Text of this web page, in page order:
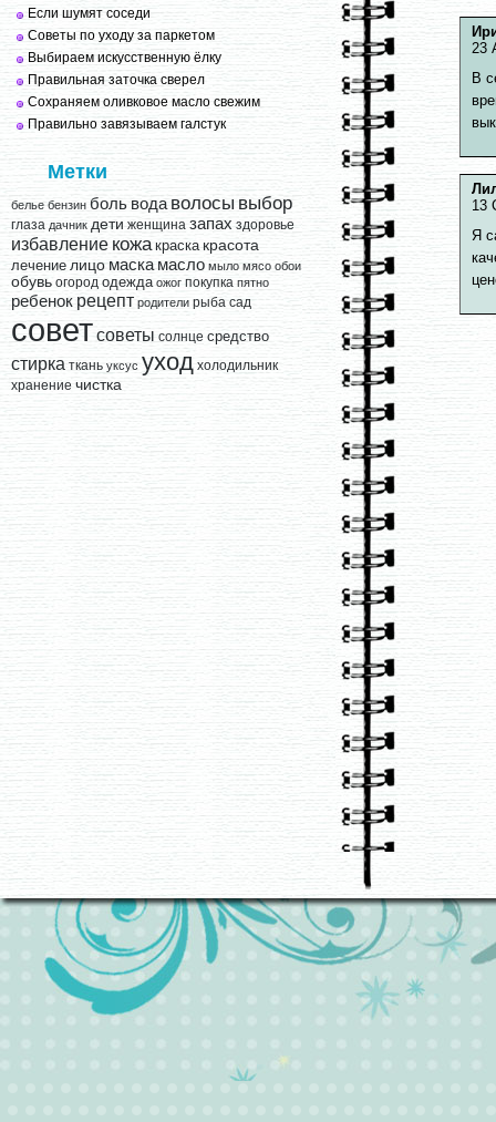
Если шумят соседи
Советы по уходу за паркетом
Выбираем искусственную ёлку
Правильная заточка сверел
Сохраняем оливковое масло свежим
Правильно завязываем галстук
Метки
белье бензин боль вода волосы выбор
глаза дачник дети женщина запах здоровье
избавление кожа краска красота
лечение лицо маска масло мыло мясо обои
обувь огород одежда ожог покупка пятно
ребенок рецепт родители рыба сад
советсоветы солнце средство
стирка ткань уксус уход холодильник
хранение чистка
23
В
13
Я